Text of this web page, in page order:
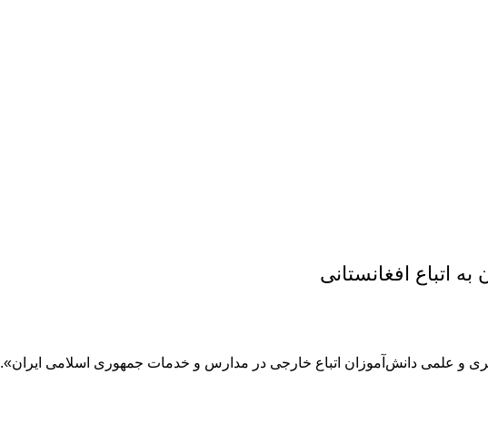
اتباع افغانستانی
و علمی دانش‌آموزان اتباع خارجی در مدارس و خدمات جمهوری اسلامی ایران».